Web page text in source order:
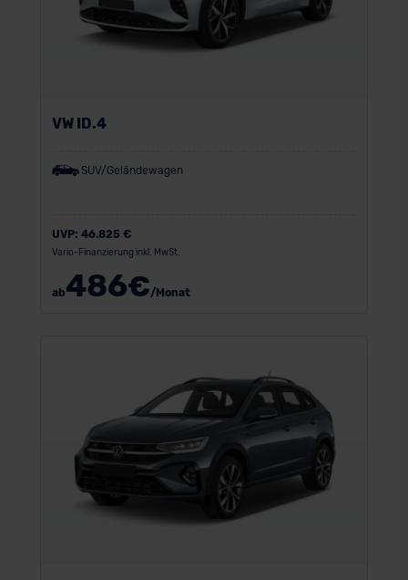
VW ID.4
SUV/Geländewagen
UVP: 46.825 €
Vario-Finanzierung inkl. MwSt.
ab486€/Monat